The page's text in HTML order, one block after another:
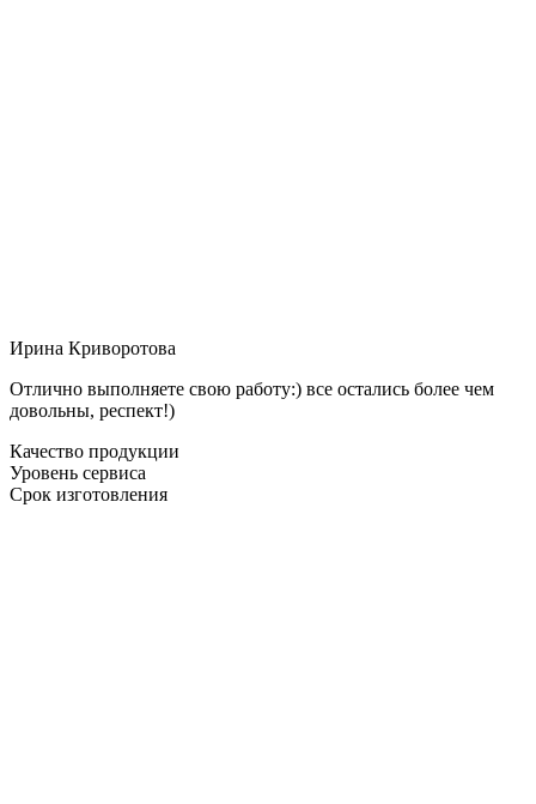
Ирина Криворотова
Отлично выполняете свою работу:) все остались более чем
довольны, респект!)
Качество продукции
Уровень сервиса
Срок изготовления